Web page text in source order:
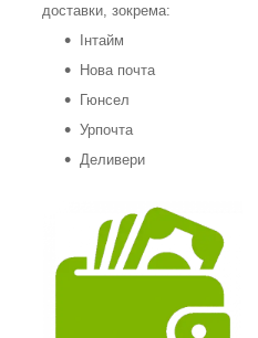
доставки, зокрема:
Інтайм
Нова почта
Гюнсел
Урпочта
Деливери